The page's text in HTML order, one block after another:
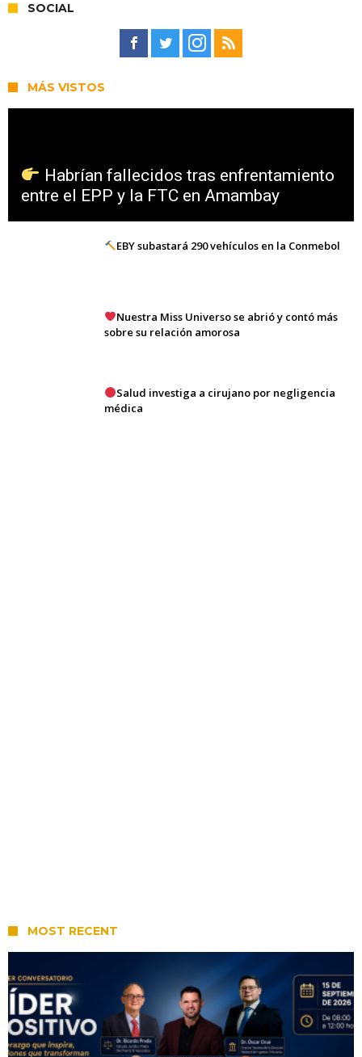
SOCIAL
MÁS VISTOS
Habrían fallecidos tras enfrentamiento
entre el EPP y la FTC en Amambay
EBY subastará 290 vehículos en la Conmebol
Nuestra Miss Universo se abrió y contó más
sobre su relación amorosa
Salud investiga a cirujano por negligencia
médica
MOST RECENT